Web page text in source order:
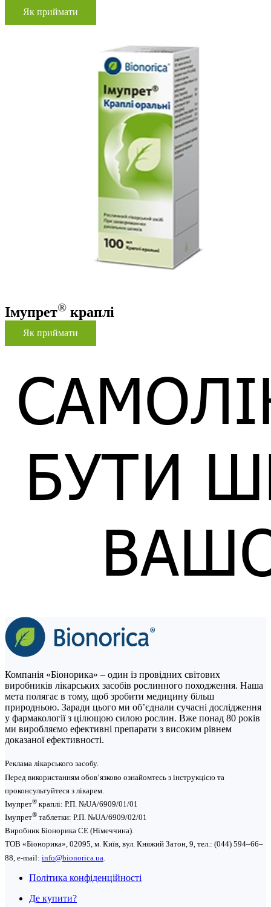
Як приймати
Імупрет® краплі
Як приймати
Компанія «Біонорика» ‒ один із провідних світових
виробників лікарських засобів рослинного походження. Наша
мета полягає в тому, щоб зробити медицину більш
природньою. Заради цього ми об’єднали сучасні дослідження
у фармакології з цілющою силою рослин. Вже понад 80 років
ми виробляємо ефективні препарати з високим рівнем
доказаної ефективності.
Реклама лікарського засобу.
Перед використанням обов’язково ознайомтесь з інструкцією та
проконсультуйтеся з лікарем.
Імупрет® краплі: Р.П. №UA/6909/01/01
Імупрет® таблетки: P.П. №UA/6909/02/01
Виробник Біонорика СЕ (Німеччина).
ТОВ «Біонорика», 02095, м. Київ, вул. Княжий Затон, 9, тел.: (044) 594–66–
88, e-mail: info@bionorica.ua
Політика конфіденційності
Де купити?